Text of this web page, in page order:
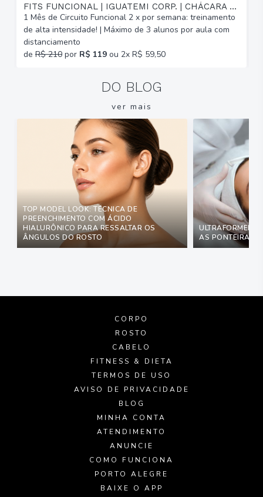
FITS FUNCIONAL | IGUATEMI CORP. | CHÁCARA DAS PEDRAS
1 Mês de Circuito Funcional 2 x por semana: treinamento
de alta intensidade! | Máximo de 3 alunos por aula com
distanciamento
de R$ 210 por R$ 119 ou 2x R$ 59,50
DO BLOG
ver mais
TOP MODEL LOOK: TÉCNICA DE
PREENCHIMENTO COM ÁCIDO
HIALURÔNICO PARA RESSALTAR OS
ÂNGULOS DO ROSTO
ULTRAFORMER:
AS PONTEIRAS
CORPO
ROSTO
CABELO
FITNESS & DIETA
TERMOS DE USO
AVISO DE PRIVACIDADE
BLOG
MINHA CONTA
ATENDIMENTO
ANUNCIE
COMO FUNCIONA
PORTO ALEGRE
BAIXE O APP